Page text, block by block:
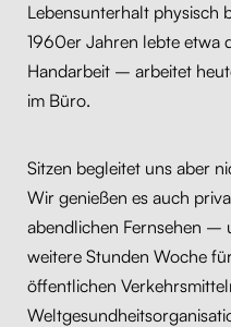
Lebensunterhalt physisch
1960er Jahren lebte etwa
Handarbeit – arbeitet
im Büro.
Sitzen begleitet uns aber
Wir genießen es auch
abendlichen Fernsehen –
weitere Stunden Woche
öffentlichen